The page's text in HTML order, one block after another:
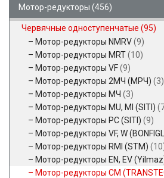
Мотор-редукторы (456)
Червячные одноступенчатые (95)
Мотор-редукторы NMRV(9)
Мотор-редукторы MRT(10)
Мотор-редукторы VF(9)
Мотор-редукторы 2МЧ (МРЧ) (3)
Мотор-редукторы МЧ (3)
Мотор-редукторы MU, MI (SITI)
Мотор-редукторы PC (SITI) (9)
Мотор-редукторы VF, W
Мотор-редукторы RMI (STM)
Мотор-редукторы EN, EV
Мотор-редукторы CM